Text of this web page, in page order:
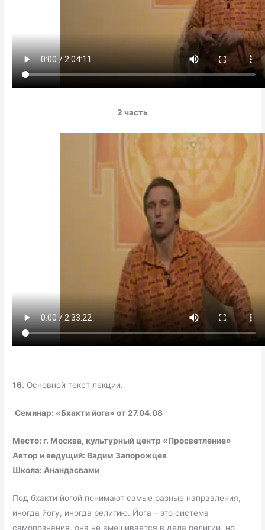
2 часть
16. Основной текст лекции.
Семинар: «Бхакти йога»от 27.04.08
Место: г. Москва, культурный центр «Просветление»
Автор и ведущий: Вадим Запорожцев
Школа: Анандасвами
Под бхакти йогой понимают самые разные направления,
иногда йогу, иногда религию. Йога – это система
самопознания, она не вмешивается в дела религии, но